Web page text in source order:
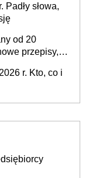
Padły słowa,
od 20
przepisy,
r. Kto, co i